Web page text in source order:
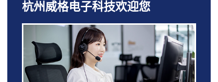
杭州威格电子科技欢迎您